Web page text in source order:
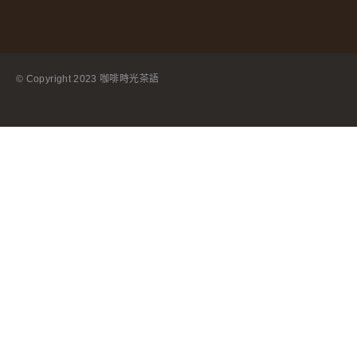
© Copyright 2023 咖啡時光茶語